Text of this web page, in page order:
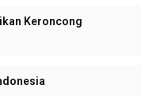
Keroncong